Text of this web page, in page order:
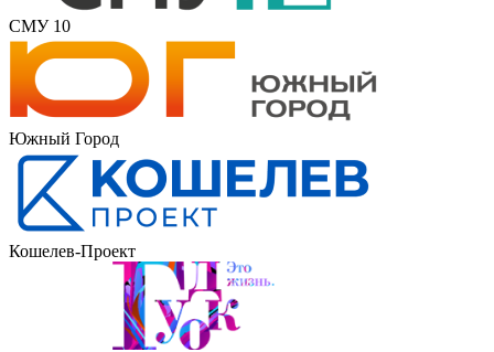
СМУ 10
Южный Город
Кошелев-Проект